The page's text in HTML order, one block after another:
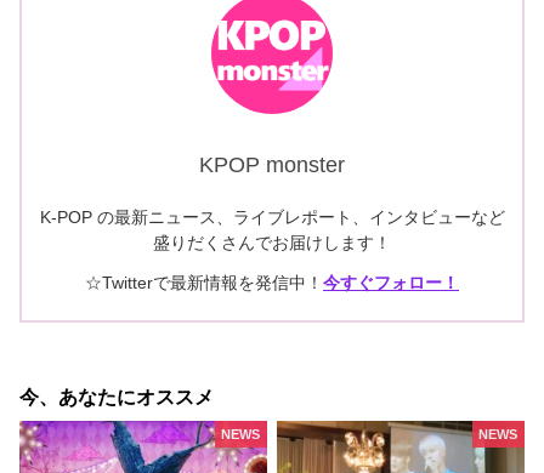
KPOP monster
K-POP の最新ニュース、ライブレポート、インタビューなど
盛りだくさんでお届けします！
☆Twitterで最新情報を発信中！ 今すぐフォロー！
今、あなたにオススメ
NEWS NEWS